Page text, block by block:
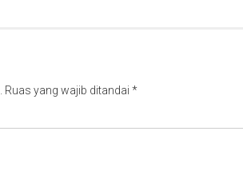
Ruas yang wajib ditandai *